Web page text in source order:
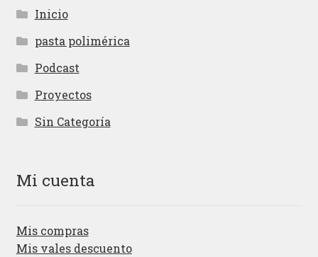
Inicio
pasta polimérica
Podcast
Proyectos
Sin Categoría
Mi cuenta
Mis compras
Mis vales descuento